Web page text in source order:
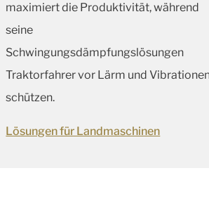
maximiert die Produktivität, während
seine
Schwingungsdämpfungslösungen
Traktorfahrer vor Lärm und
schützen.
Lösungen für Landmaschinen